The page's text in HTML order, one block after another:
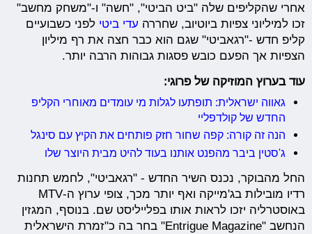
אחרי שהקליפים שלה "ביט הביטי", "חשה" ו-"משחק מחשב"
זכו למיליוני צפיות ביוטיוב, שחררה עדי ביטי לפני כשבועיים
קליפ חדש -"רגאביטי" שגם הוא כבר חצה את רף מיליון
הצפיות אך הפעם כובש פסגות גבוהות הרבה יותר.
עוד בערוץ המוזיקה של פרוגי:
גאווה ישראלית: תופתעו לגלות מי עומדים מאוחרי הקליפ
החדש של קולדפליי
הנה זה קורה: קפה שחור חזק פותחים את הקיץ עם סינגל
ג'סטין ביבר מהפנט אותנו בעוד להיט מבית היוצר שלו
החל מהבוקר, נכנס השיר החדש - "רגאביטי", לחמש תחנות
רדיו מובילות בג'מייקה ואף יותר מכך, צופי ערוץ ה-MTV
באוסטרליה יזכו לראות אותו בפלייליסט שם. בנוסף, המגזין
הנחשב "Entrigue Magazine" בחר בה כ"זמרת הישראלית